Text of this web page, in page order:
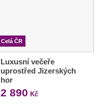
Celá ČR
Luxusní večeře
uprostřed Jizerských
hor
2 890 Kč